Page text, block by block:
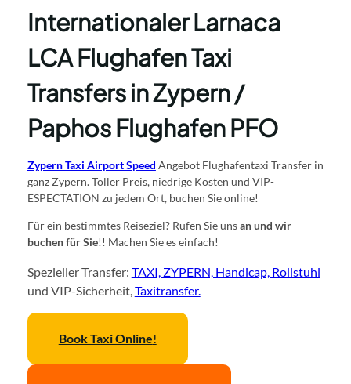
Internationaler Larnaca
LCA Flughafen Taxi
Transfers in Zypern /
Paphos Flughafen PFO
Zypern Taxi Airport Speed Angebot Flughafentaxi Transfer in
ganz Zypern. Toller Preis, niedrige Kosten und VIP-
ESPECTATION zu jedem Ort, buchen Sie online!
Für ein bestimmtes Reiseziel? Rufen Sie unsan und wir
buchen für Sie!! Machen Sie es einfach!
Spezieller Transfer: TAXI, ZYPERN, Handicap, Rollstuhl
und VIP-Sicherheit,Taxitransfer.
Book Taxi Online!